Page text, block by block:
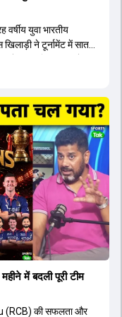
युवा भारतीय
ने टूर्नामेंट में सात
का खिताब अपने नाम
के वर्तमान कप्तान और
खिलाड़ी के प्रदर्शन पर
साबित कर दिया है जो
वहीं, इंग्लैंड के पूर्व कप्तान
की सबसे बड़ी बात इस
में भारी भीड़ उमड़ती
में होने वाली
लिया गया है।
में बदली पूरी टीम
(RCB) की सफलता और